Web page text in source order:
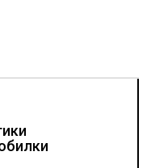
оборудования от
работ по
элементов не
их проведение.